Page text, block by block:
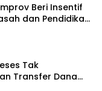
Beri Insentif
dan Pendidikan
Tak
Transfer Dana